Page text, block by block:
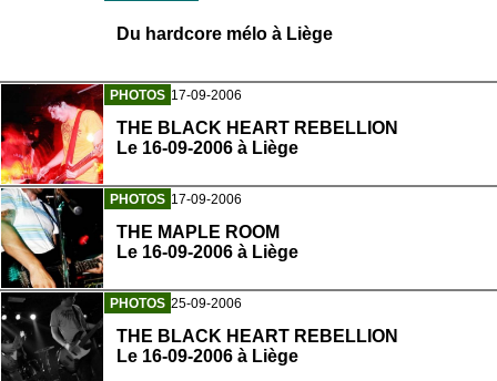
Du hardcore mélo à Liège
PHOTOS 17-09-2006
THE BLACK HEART REBELLION
Le 16-09-2006 à Liège
PHOTOS 17-09-2006
THE MAPLE ROOM
Le 16-09-2006 à Liège
PHOTOS 25-09-2006
THE BLACK HEART REBELLION
Le 16-09-2006 à Liège